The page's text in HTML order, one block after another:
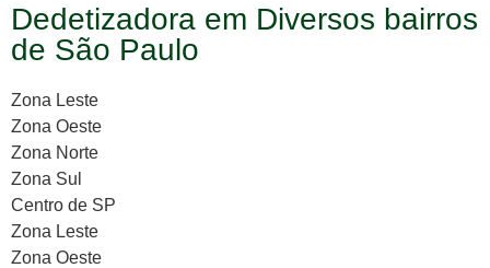
Dedetizadora em Diversos bairros
de São Paulo
Zona Leste
Zona Oeste
Zona Norte
Zona Sul
Centro de SP
Zona Leste
Zona Oeste